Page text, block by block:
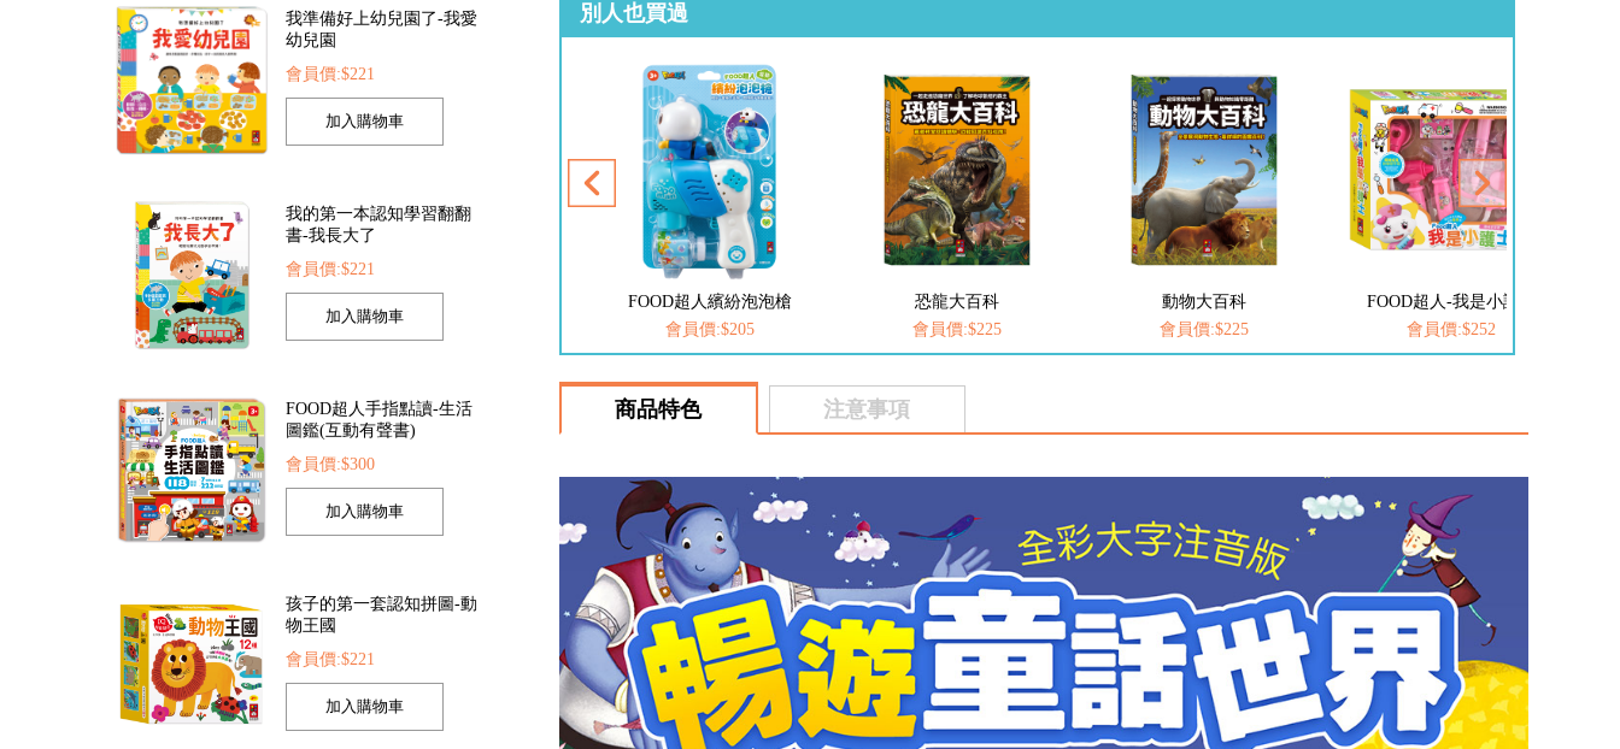
我準備好上幼兒園了-我愛
幼兒園
會員價:$221
我的第一本認知學習翻翻
書-我長大了
會員價:$221
FOOD超人手指點讀-生活
圖鑑(互動有聲書)
會員價:$300
孩子的第一套認知拼圖-動
物王國
會員價:$221
別人也買過
FOOD超人探索點讀筆
會員價:$1422
FOOD超人繽紛泡泡槍
會員價:$205
恐龍大百科
會員價:$225
動物大百科
會員價:$225
FOOD超人-我是小護士
會員價:$252
商品特色 注意事項